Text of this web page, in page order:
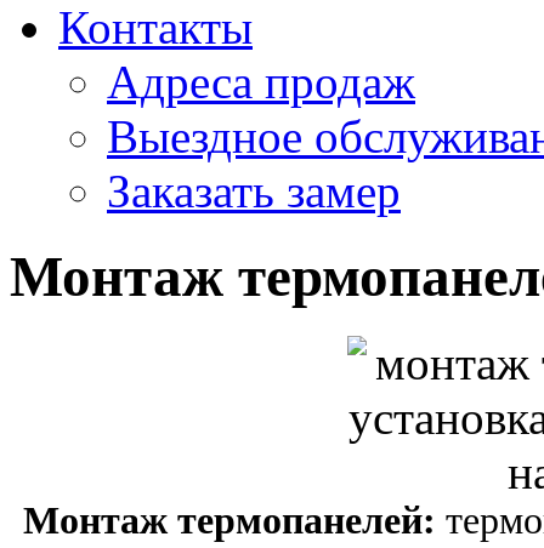
Контакты
Адреса продаж
Выездное
Заказать замер
Монтаж
Монтаж термопанелей: